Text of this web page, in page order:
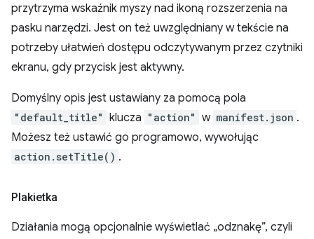
przytrzyma wskaźnik myszy nad ikoną rozszerzenia na
pasku narzędzi. Jest on też uwzględniany w tekście na
potrzeby ułatwień dostępu odczytywanym przez czytniki
ekranu, gdy przycisk jest aktywny.
Domyślny opis jest ustawiany za pomocą pola
"default_title" klucza "action" w manifest.json .
Możesz też ustawić go programowo, wywołując
action.setTitle() .
Plakietka
Działania mogą opcjonalnie wyświetlać „odznakę”, czyli